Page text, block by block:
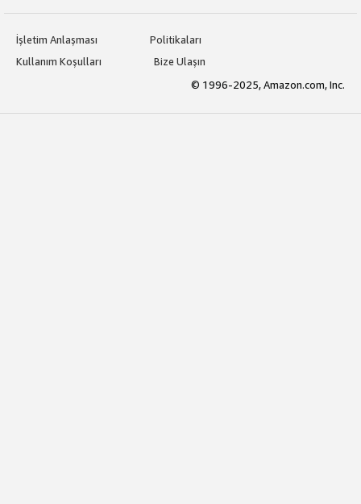
İşletim Anlaşması
Politikaları
Kullanım Koşulları
Bize Ulaşın
© 1996-2025, Amazon.com, Inc.